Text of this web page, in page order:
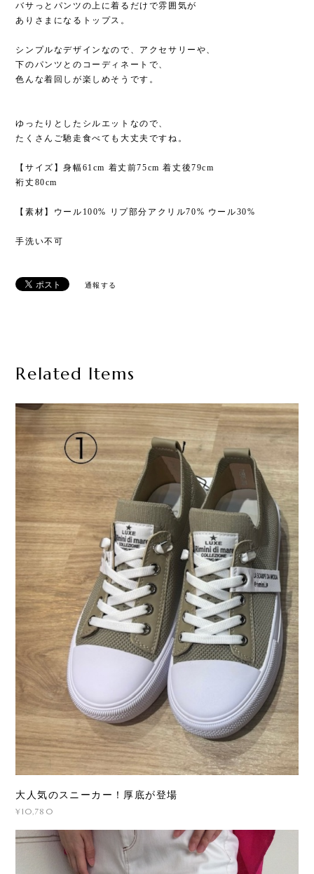
バサっとパンツの上に着るだけで雰囲気が
ありさまになるトップス。
シンプルなデザインなので、アクセサリーや、
下のパンツとのコーディネートで、
色んな着回しが楽しめそうです。
ゆったりとしたシルエットなので、
たくさんご馳走食べても大丈夫ですね。
【サイズ】身幅61cm 着丈前75cm 着丈後79cm
裄丈80cm
【素材】ウール100% リプ部分アクリル70% ウール30%
手洗い不可
通報する
Related Items
大人気のスニーカー！厚底が登場
¥10,780